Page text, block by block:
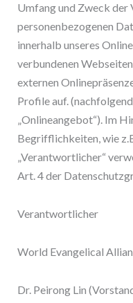
Umfang und Zweck der
personenbezogenen
innerhalb unseres
verbundenen
externen
Profile auf.
„Onlineangebot“). Im
Begrifflichkeiten, wie
„Verantwortlicher“
Art. 4 der
Verantwortlicher
World Evangelical
Dr. Peirong Lin